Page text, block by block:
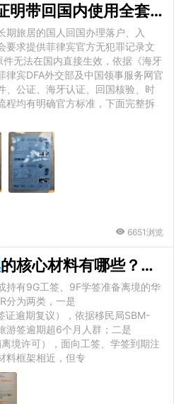
菲律宾 NBI 无犯罪证明带回国内使用全套
手
期旅居的国人回国办理落户、入
要求提供菲律宾官方无犯罪记录文
无法在国内直接生效，依据《海牙
律宾DFA外交部及中国领事服务网官
、公证、海牙认证、回国核验、时
程均有明确官方标准，下面完整拆
6651浏览
的核心材料有哪些？移民局官方标准清单详解
持有9G工签、9F学签准备离境的华
分为两类，一是
逾期复议），依据移民局SBM-
签逾期超6个月人群；二是
境许可），面向工签、学签到期注
料框架相近，但专